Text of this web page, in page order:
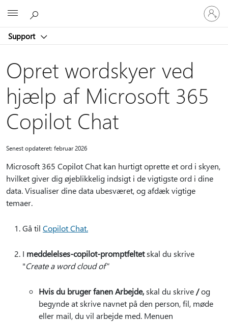
Support
Log
på
din
Opret wordskyer ved
hjælp af Microsoft 365
Copilot Chat
Senest opdateret: februar 2026
Microsoft 365 Copilot Chat kan hurtigt oprette et ord i skyen,
hvilket giver dig øjeblikkelig indsigt i de vigtigste ord i dine
data. Visualiser dine data ubesværet, og afdæk vigtige
temaer.
Gå til Copilot Chat.
I meddelelses-copilot-promptfeltetskal du skrive
"Create a word cloud of​​​​​​​"
Hvis du bruger fanen Arbejde,skal du skrive /og
begynde at skrive navnet på den person, fil, møde
eller mail, du vil arbejde med. Menuen